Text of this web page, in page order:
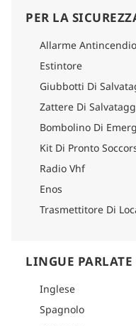
PER LA
Allarme Antincendio
Estintore
Giubbotti Di
Zattere Di
Bombolino Di
Kit Di Pronto
Radio Vhf
Enos
Trasmettitore Di
LINGUE PARLATE
Inglese
Spagnolo